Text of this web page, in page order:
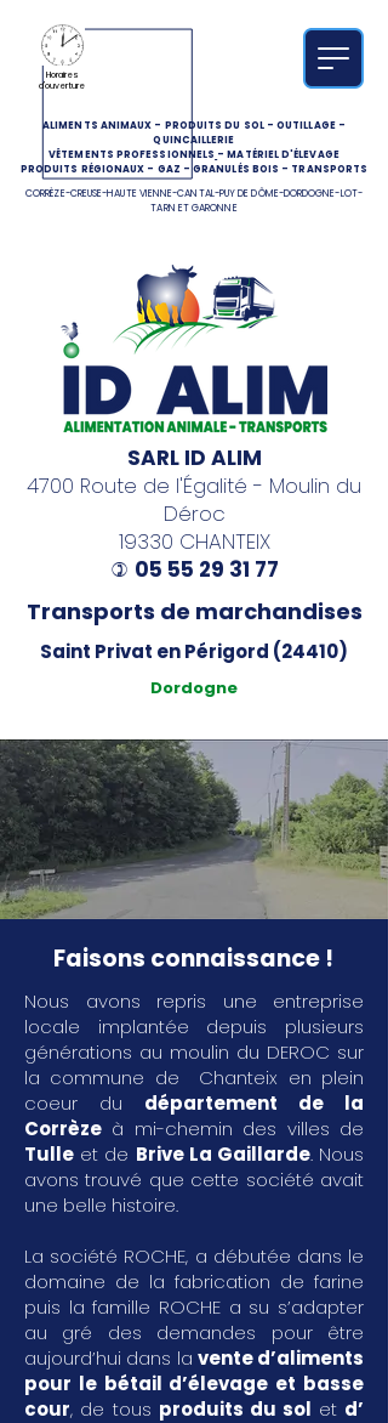
ALIMENTS ANIMAUX - PRODUITS DU SOL-OUTILLAGE-
QUINCAILLERIE
VÊTEMENTS PROFESSIONNELS -MATÉRIEL D'ÉLEVAGE
PRODUITS RÉGIONAUX - GAZ -GRANULÉS BOIS - TRANSPORTS
CORRÈZE-CREUSE-HAUTE VIENNE-CANTAL-PUY DE DÔME-DORDOGNE-LOT-
TARN ET GARONNE
Horaires
d'ouverture
SARL ID ALIM
4700 Route de l'Égalité - Moulin du
Déroc
19330 CHANTEIX
) 05 55 29 31 77
Transports de marchandises
Saint Privat en Périgord (24410)
Dordogne
Faisons connaissance !
Nous avons repris une entreprise
locale implantée depuis plusieurs
générations au moulin du DEROC sur
la commune de Chanteix en plein
coeur du département de la
Corrèze à mi-chemin des villes de
Tulle et de Brive La Gaillarde. Nous
avons trouvé que cette société avait
une belle histoire.
La société ROCHE, a débutée dans le
domaine de la fabrication de farine
puis la famille ROCHE a su s’adapter
au gré des demandes pour être
aujourd’hui dans la vente d’aliments
pour le bétail d’élevage et basse
cour, de tous produits du sol et d’